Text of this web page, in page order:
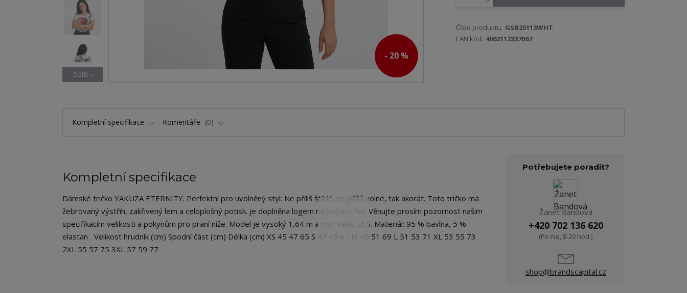
- 20 %
Další
Číslo produktu: GSB25113WHT
EAN kód: 4062112337067
Kompletní specifikace Komentáře 0
Kompletní specifikace
Dámské tričko YAKUZA ETERNITY. Perfektní pro uvolněný styl: Ne příliš štíhlé, ne příliš volné, tak akorát. Toto tričko má
žebrovaný výstřih, zakřivený lem a celoplošný potisk. Je doplněna logem na bočním švu. Věnujte prosím pozornost našim
specifikacím velikosti a pokynům pro praní níže. Model je vysoký 1,64 m a nosí velikost S. Materiál: 95 % bavlna, 5 %
elastan Velikost hrudník (cm) Spodní část (cm) Délka (cm) XS 45 47 65 S 47 49 67 M 49 51 69 L 51 53 71 XL 53 55 73
2XL 55 57 75 3XL 57 59 77
Potřebujete poradit?
Žanet Bandová
+420 702 136 620
(Po-Ne, 8-20 hod.)
shop@brandscapital.cz